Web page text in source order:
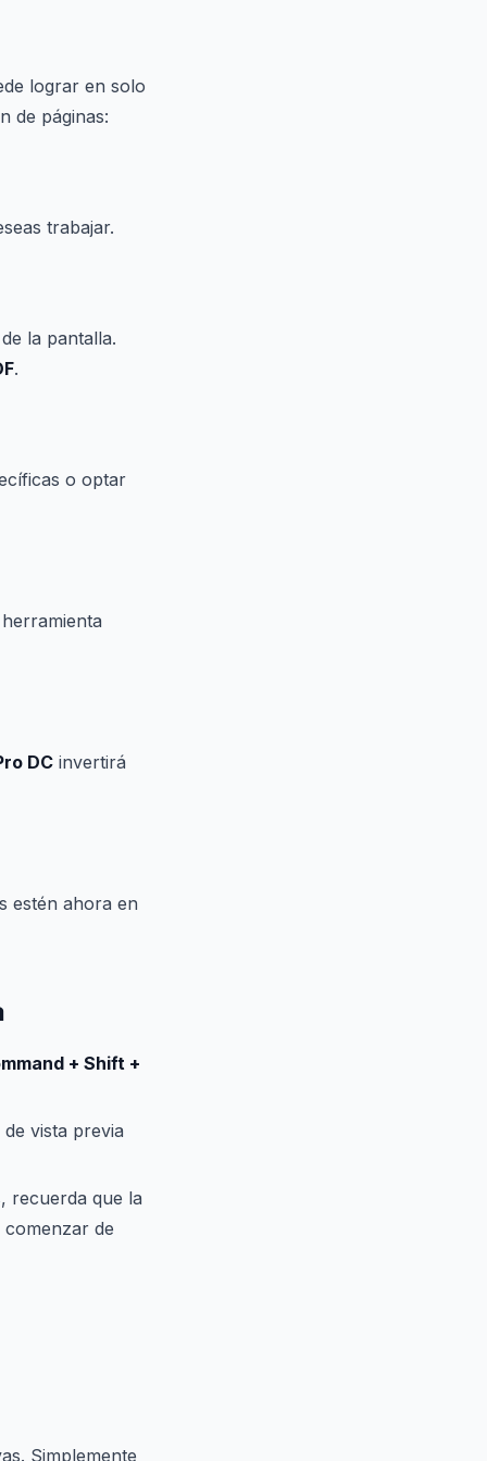
lograr en solo
de páginas:
trabajar.
la pantalla.
.
o optar
DC invertirá
estén ahora en
+ Shift +
vista previa
recuerda que la
de
Simplemente